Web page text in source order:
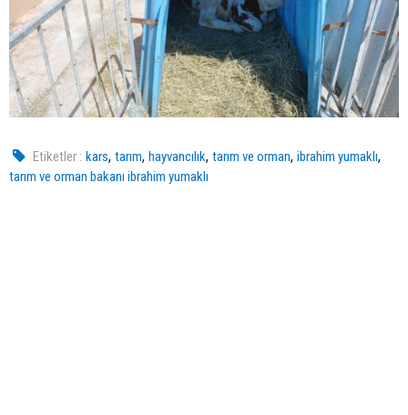
Etiketler : kars,tarım,hayvancılık,tarım ve orman,ibrahim yumaklı,
tarım ve orman bakanı ibrahim yumaklı